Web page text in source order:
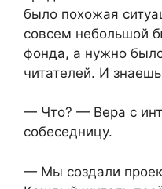
было похожая
совсем небольшой
фонда, а нужно
читателей. И
— Что? — Вера с
собеседницу.
— Мы создали